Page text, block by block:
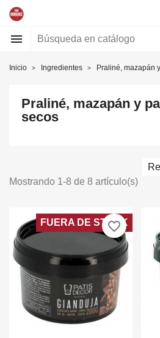

Inicio Ingredientes Praliné, mazapán
Praliné, mazapán y
secos
Mostrando 1-8 de 8 artículo(s)
FUERA DE STOCK
favorite_border